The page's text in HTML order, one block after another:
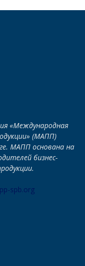
«Международная
(МАПП)
МАПП основана на
бизнес-
spb.org